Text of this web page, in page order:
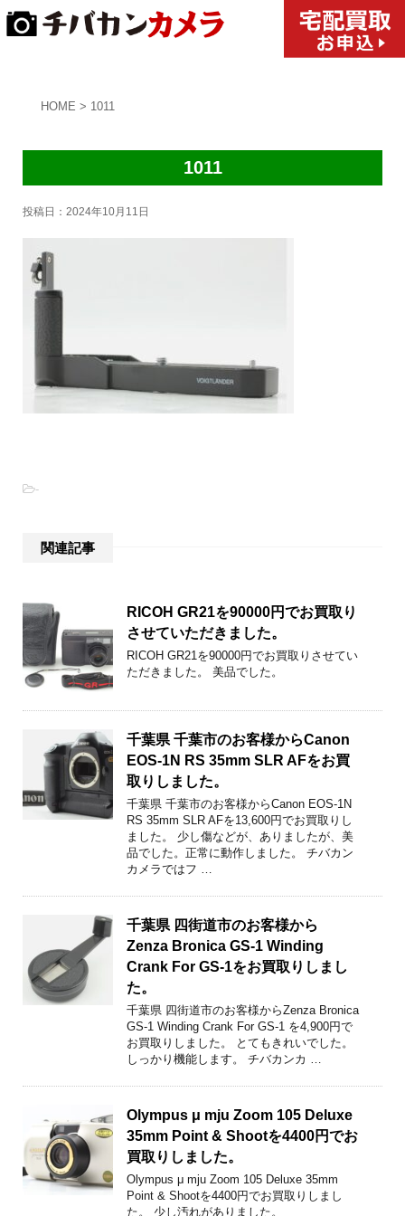
HOME > 1011
1011
投稿日： 2024年10月11日
-
関連記事
RICOH GR21を90000円でお買取り
させていただきました。
RICOH GR21を90000円でお買取りさせてい
ただきました。 美品でした。
千葉県 千葉市のお客様からCanon
EOS-1N RS 35mm SLR AFをお買
取りしました。
千葉県 千葉市のお客様からCanon EOS-1N
RS 35mm SLR AFを13,600円でお買取りし
ました。 少し傷などが、ありましたが、美
品でした。正常に動作しました。 チバカン
カメラではフ …
千葉県 四街道市のお客様から
Zenza Bronica GS-1 Winding
Crank For GS-1をお買取りしまし
た。
千葉県 四街道市のお客様からZenza Bronica
GS-1 Winding Crank For GS-1 を4,900円で
お買取りしました。 とてもきれいでした。
しっかり機能します。 チバカンカ …
Olympus μ mju Zoom 105 Deluxe
35mm Point & Shootを4400円でお
買取りしました。
Olympus μ mju Zoom 105 Deluxe 35mm
Point & Shootを4400円でお買取りしまし
た。 少し汚れがありました。